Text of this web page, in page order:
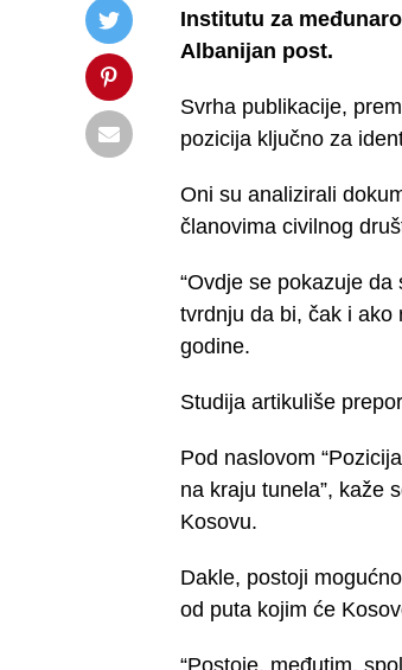
Institutu za
Albanijan post.
Svrha publikacije,
pozicija ključno za
Oni su analizirali
članovima civilnog
“Ovdje se pokazuje
tvrdnju da bi, čak i ako
godine.
Studija artikuliše
Pod naslovom
na kraju tunela”, kaže
Kosovu.
Dakle, postoji
od puta kojim će
“Postoje, međutim,